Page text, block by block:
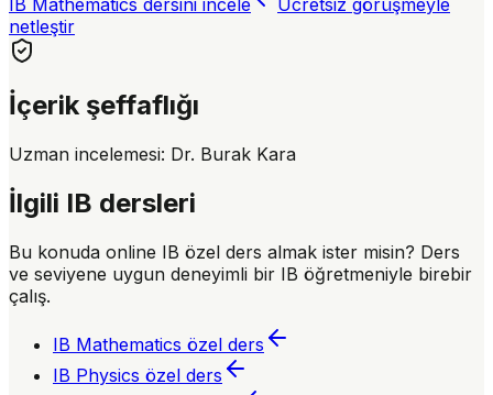
netleştir
İçerik şeffaflığı
Uzman incelemesi: Dr. Burak Kara
İlgili IB dersleri
Bu konuda online IB özel ders almak ister misin? Ders
ve seviyene uygun deneyimli bir IB öğretmeniyle birebir
çalış.
IB Mathematics özel ders
IB Physics özel ders